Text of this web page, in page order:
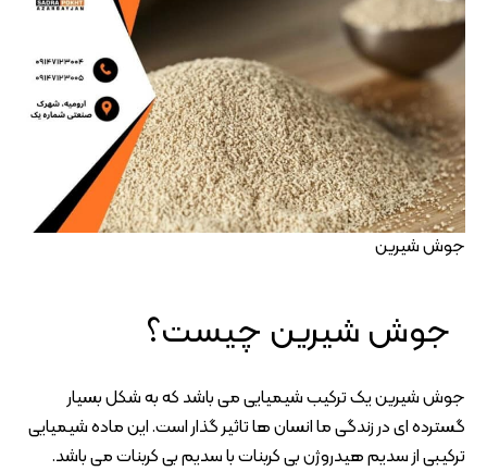
جوش شیرین
جوش شیرین چیست؟
جوش شیرین یک ترکیب شیمیایی می باشد که به شکل بسیار
گسترده ای در زندگی ما انسان ها تاثیر گذار است. این ماده شیمیایی
ترکیبی از سدیم هیدروژن بی کربنات با سدیم بی کربنات می باشد.